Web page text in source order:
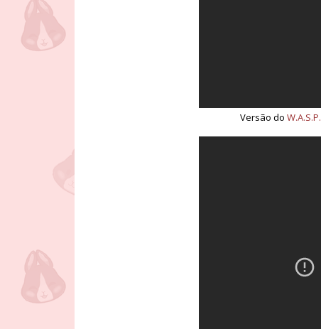
Versão do W.A.S.P.